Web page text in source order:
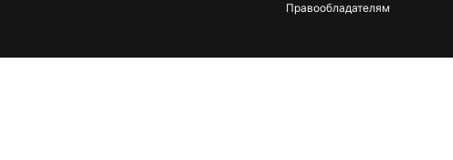
Правообладателям